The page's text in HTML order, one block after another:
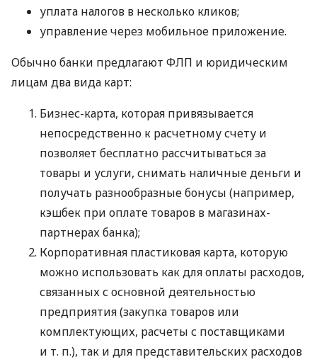
уплата налогов в несколько кликов;
управление через мобильное приложение.
Обычно банки предлагают ФЛП и юридическим
лицам два вида карт:
Бизнес-карта, которая привязывается
непосредственно к расчетному счету и
позволяет бесплатно рассчитываться за
товары и услуги, снимать наличные деньги и
получать разнообразные бонусы (например,
кэшбек при оплате товаров в магазинах-
партнерах банка);
Корпоративная пластиковая карта, которую
можно использовать как для оплаты расходов,
связанных с основной деятельностью
предприятия (закупка товаров или
комплектующих, расчеты с поставщиками
и т. п.), так и для представительских расходов